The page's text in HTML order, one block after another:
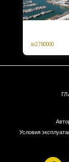
₪2780000
Условия